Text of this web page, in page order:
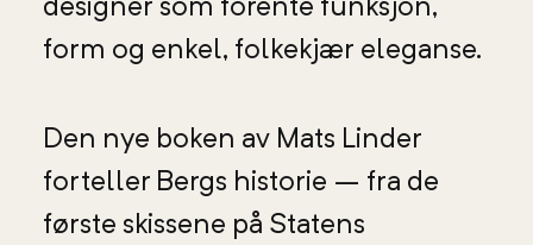
designer som forente funksjon,
form og enkel, folkekjær eleganse.
Den nye boken av Mats Linder
forteller Bergs historie – fra de
første skissene på Statens